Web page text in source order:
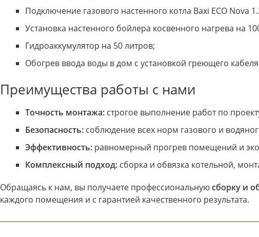
Подключение газового настенного котла Baxi ECO Nova
Установка настенного бойлера косвенного нагрева на
Гидроаккумулятор на 50 литров;
Обогрев ввода воды в дом с установкой греющего
Преимущества работы с нами
Точность монтажа: строгое выполнение работ по
Безопасность: соблюдение всех норм газового и
Эффективность: равномерный прогрев помещений и
Комплексный подход: сборка и обвязка котельной,
Обращаясь к нам, вы получаете профессиональнуюсборку и
каждого помещения и с гарантией качественного результата.